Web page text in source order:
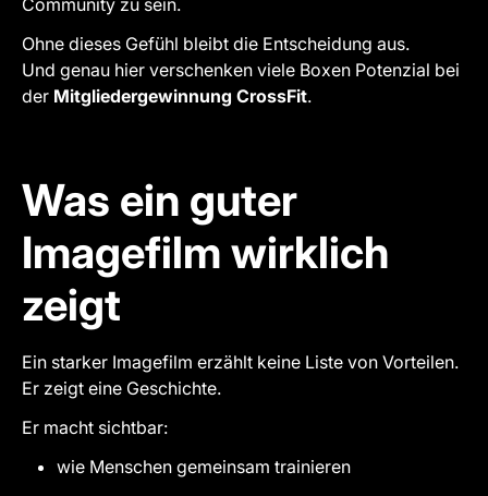
Community zu sein.
Ohne dieses Gefühl bleibt die Entscheidung aus.
Und genau hier verschenken viele Boxen Potenzial bei
der Mitgliedergewinnung CrossFit.
Was ein guter
Imagefilm wirklich
zeigt
Ein starker Imagefilm erzählt keine Liste von Vorteilen.
Er zeigt eine Geschichte.
Er macht sichtbar:
wie Menschen gemeinsam trainieren